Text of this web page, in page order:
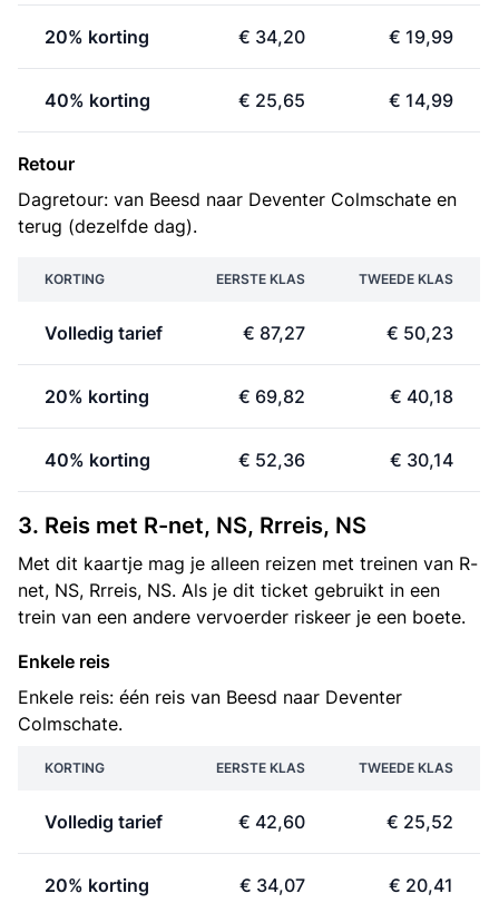
20% korting € 34,20 € 19,99
40% korting € 25,65 € 14,99
Retour
Dagretour: van Beesd naar Deventer Colmschate en
terug (dezelfde dag).
KORTING EERSTE KLAS TWEEDE KLAS
Volledig tarief € 87,27 € 50,23
20% korting € 69,82 € 40,18
40% korting € 52,36 € 30,14
3. Reis met R-net, NS, Rrreis, NS
Met dit kaartje mag je alleen reizen met treinen van R-
net, NS, Rrreis, NS. Als je dit ticket gebruikt in een
trein van een andere vervoerder riskeer je een boete.
Enkele reis
Enkele reis: één reis van Beesd naar Deventer
Colmschate.
KORTING EERSTE KLAS TWEEDE KLAS
Volledig tarief € 42,60 € 25,52
20% korting € 34,07 € 20,41